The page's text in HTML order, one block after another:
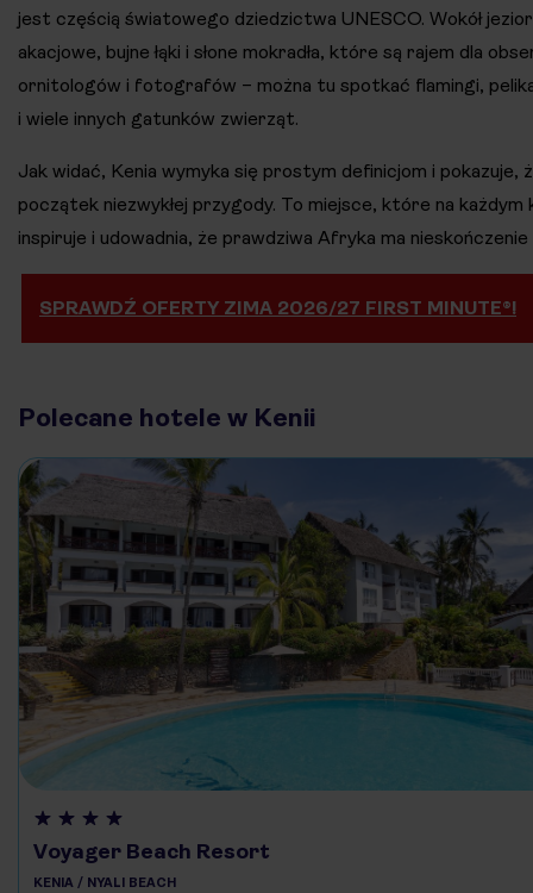
jest częścią światowego dziedzictwa UNESCO. Wokół
akacjowe, bujne łąki i słone mokradła, które są rajem dla
ornitologów i fotografów – można tu spotkać flamingi,
i wiele innych gatunków zwierząt.
Jak widać, Kenia wymyka się prostym definicjom i pokazuje,
początek niezwykłej przygody. To miejsce, które na każdym
inspiruje i udowadnia, że prawdziwa Afryka ma
SPRAWDŹ OFERTY ZIMA 2026/27 FIRST MINUTE®!
Polecane hotele w Kenii
Voyager Beach Resort
KENIA / NYALI BEACH